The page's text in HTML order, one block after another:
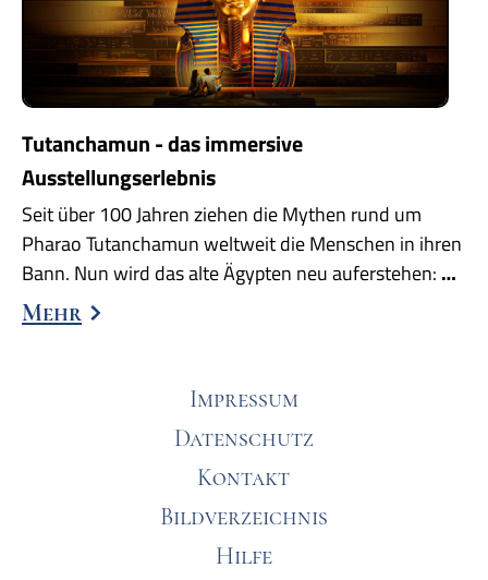
Tutanchamun - das immersive
Ausstellungserlebnis
Seit über 100 Jahren ziehen die Mythen rund um
Pharao Tutanchamun weltweit die Menschen in ihren
Bann. Nun wird das alte Ägypten neu auferstehen: …
Mehr
Impressum
Datenschutz
Kontakt
Bildverzeichnis
Hilfe